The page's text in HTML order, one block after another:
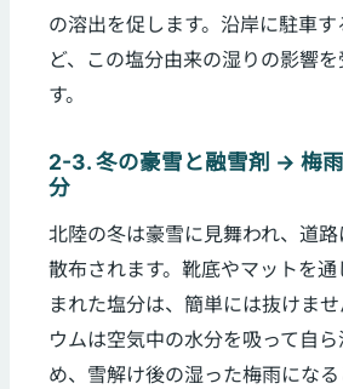
の溶出を促します。沿岸に駐車
ど、この塩分由来の湿りの影響
す。
2-3. 冬の豪雪と融雪剤 → 梅
分
北陸の冬は豪雪に見舞われ、道
散布されます。靴底やマットを
まれた塩分は、簡単には抜けま
ウムは空気中の水分を吸って自
め、雪解け後の湿った梅雨にな